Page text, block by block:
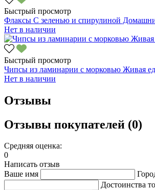
Быстрый просмотр
Флаксы С зеленью и спирулиной
Нет в наличии
Быстрый просмотр
Чипсы из ламинарии с морковью Живая
Нет в наличии
Отзывы
Отзывы покупателей (0)
Средняя оценка:
0
Написать отзыв
Ваше имя
Достоинства